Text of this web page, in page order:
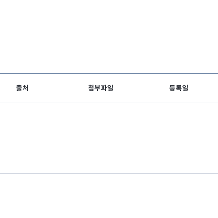
출처 첨부파일 등록일